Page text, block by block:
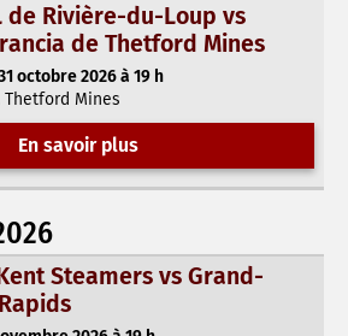
de Rivière-du-Loup vs
de Thetford Mines
octobre 2026 à 19 h
Mines
En savoir plus
Steamers vs Grand-